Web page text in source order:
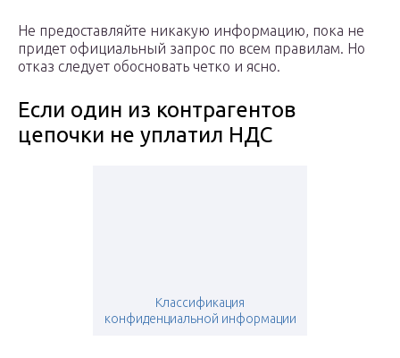
Не предоставляйте никакую информацию, пока не
придет официальный запрос по всем правилам. Но
отказ следует обосновать четко и ясно.
Если один из контрагентов
цепочки не уплатил НДС
Классификация
конфиденциальной информации